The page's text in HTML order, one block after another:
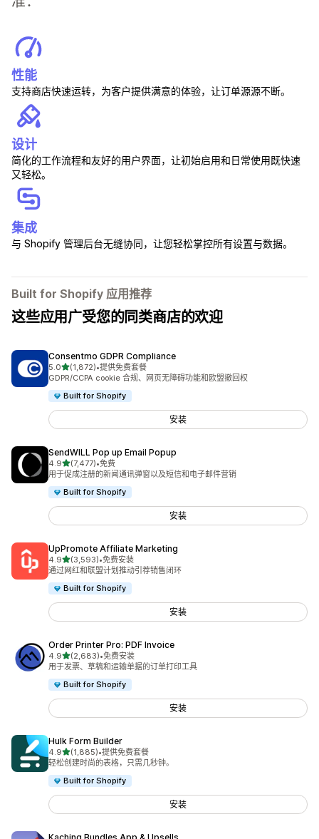
性能
支持商店快速运转，为客户提供满意的体验，让订单源源不断。
设计
简化的工作流程和友好的用户界面，让初始启用和日常使用既快速
又轻松。
集成
与 Shopify 管理后台无缝协同，让您轻松掌控所有设置与数据。
Built for Shopify 应用推荐
这些应用广受您的同类商店的欢迎
Consentmo GDPR Compliance
5.0星（满分 5 星）
(1,872)
总共 1872 条评论
•提供免费套餐
GDPR/CCPA cookie 合规、网页无障碍功能和欧盟撤回权
Built for Shopify
安装
SendWILL Pop up Email Popup
4.9星（满分 5 星）
(7,477)
总共 7477 条评论
•免费
用于促成注册的新闻通讯弹窗以及短信和电子邮件营销
Built for Shopify
安装
UpPromote Affiliate Marketing
4.9星（满分 5 星）
(3,593)
总共 3593 条评论
•免费安装
通过网红和联盟计划推动引荐销售闭环
Built for Shopify
安装
Order Printer Pro: PDF Invoice
4.9星（满分 5 星）
(2,683)
总共 2683 条评论
•免费安装
用于发票、草稿和运输单据的订单打印工具
Built for Shopify
安装
Hulk Form Builder
4.9星（满分 5 星）
(1,885)
总共 1885 条评论
•提供免费套餐
轻松创建时尚的表格，只需几秒钟。
Built for Shopify
安装